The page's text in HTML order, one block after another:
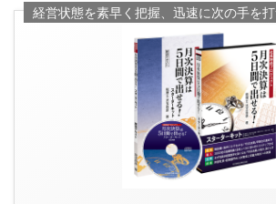
経営状態を素早く把握、迅速に次の手を打